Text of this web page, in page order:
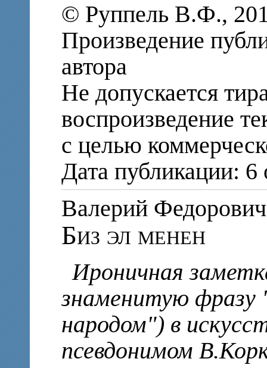
© Руппель В.Ф.,
Произведение
автора
Не допускается
воспроизведение
с целью
Дата публикации: 6
Валерий
Биз эл менен
Ироничная
знаменитую
народом") в
псевдонимом